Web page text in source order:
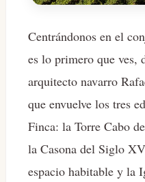
Centrándonos en el
es lo primero que ves,
arquitecto navarro
que envuelve los tres
Finca: la Torre Cabo
la Casona del Siglo
espacio habitable y la